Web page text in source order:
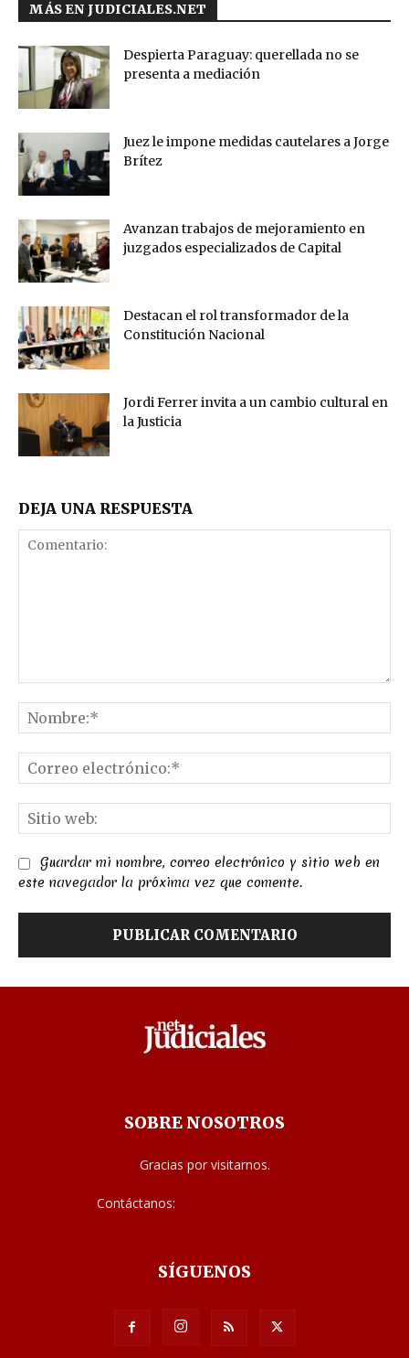
MÁS EN JUDICIALES.NET
Despierta Paraguay: querellada no se
presenta a mediación
Juez le impone medidas cautelares a Jorge
Brítez
Avanzan trabajos de mejoramiento en
juzgados especializados de Capital
Destacan el rol transformador de la
Constitución Nacional
Jordi Ferrer invita a un cambio cultural en
la Justicia
DEJA UNA RESPUESTA
Guardar mi nombre, correo electrónico y sitio web en
este navegador la próxima vez que comente.
SOBRE NOSOTROS
Gracias por visitarnos.
Contáctanos:
SÍGUENOS